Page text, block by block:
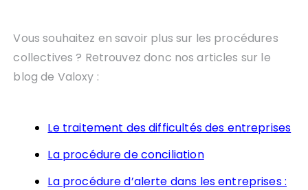
Vous souhaitez en savoir plus sur les procédures
collectives ? Retrouvez donc nos articles sur le
blog de Valoxy :
Le traitement des difficultés des entreprises
La procédure de conciliation
La procédure d’alerte dans les entreprises :